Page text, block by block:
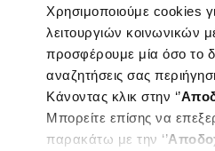
Χρησιμοποιούμε cookies
λειτουργιών κοινωνικών
προσφέρουμε μία όσο το
αναζητήσεις σας
Κάνοντας κλικ στην ‘’
Μπορείτε επίσης να
παρακάτω με την ‘’